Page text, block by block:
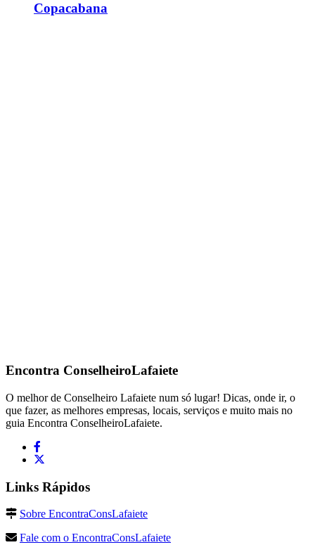
Copacabana
Encontra ConselheiroLafaiete
O melhor de Conselheiro Lafaiete num só lugar! Dicas, onde ir, o
que fazer, as melhores empresas, locais, serviços e muito mais no
guia Encontra ConselheiroLafaiete.
Links Rápidos
Sobre EncontraConsLafaiete
Fale com o EncontraConsLafaiete